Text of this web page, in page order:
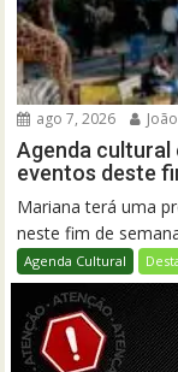
ago 7, 2026
Agenda cultural
eventos deste
Mariana terá uma
neste fim de
Agenda Cultural